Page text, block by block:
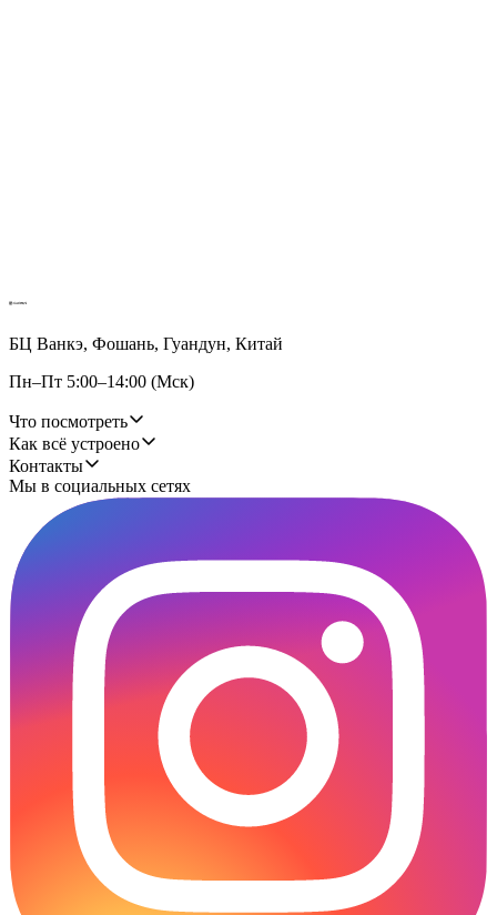
БЦ Ванкэ, Фошань, Гуандун, Китай
Пн–Пт 5:00–14:00 (Мск)
Что посмотреть
Как всё устроено
Контакты
Мы в социальных сетях